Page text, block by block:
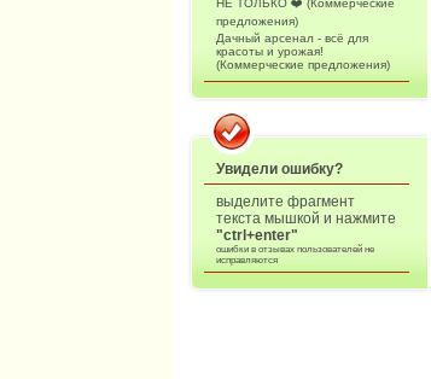
НЕ ТОЛЬКО ❤️ (Коммерческие
предложения)
Дачный арсенал - всё для
красоты и урожая!
(Коммерческие предложения)
Увидели ошибку?
выделите фрагмент
текста мышкой и нажмите
"ctrl+enter"
ошибки в отзывах пользователей не
исправляются